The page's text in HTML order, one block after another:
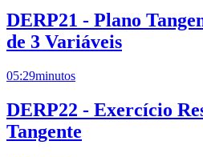
DERP21 - Plano
de 3 Variáveis
05:29minutos
DERP22 - Exercício
Tangente